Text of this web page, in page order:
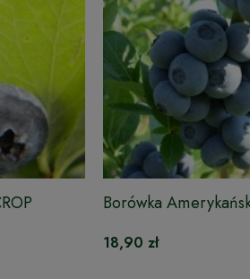
Borówka
18,90 zł